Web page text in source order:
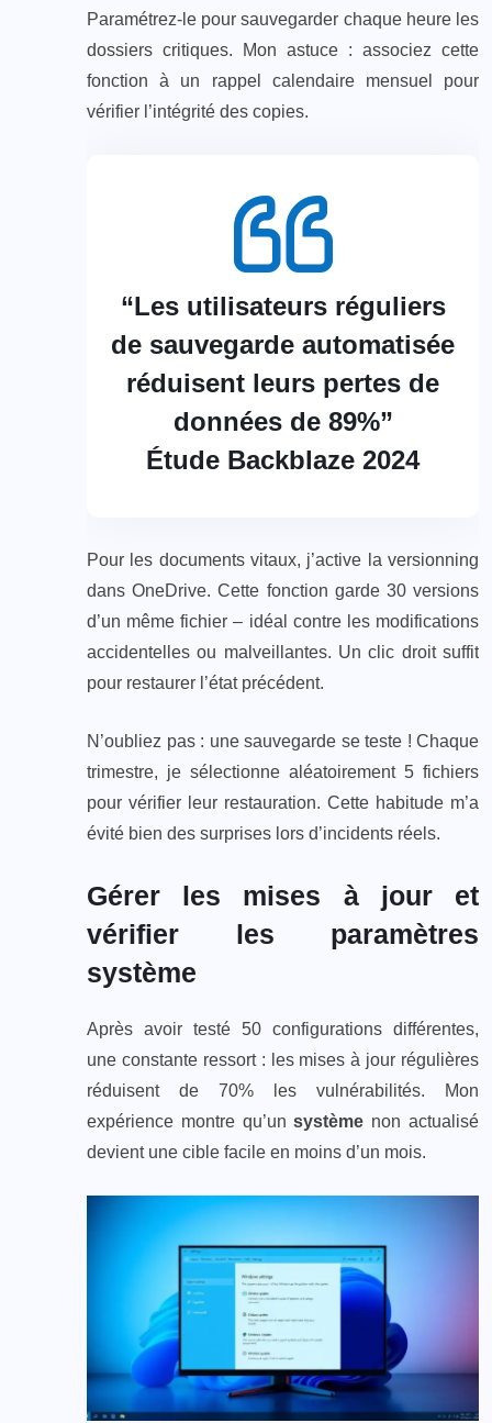
Paramétrez-le pour sauvegarder chaque heure les
dossiers critiques. Mon astuce : associez cette
fonction à un rappel calendaire mensuel pour
vérifier l’intégrité des copies.
“Les utilisateurs réguliers
de sauvegarde automatisée
réduisent leurs pertes de
données de 89%”
Étude Backblaze 2024
Pour les documents vitaux, j’active la versionning
dans OneDrive. Cette fonction garde 30 versions
d’un même fichier – idéal contre les modifications
accidentelles ou malveillantes. Un clic droit suffit
pour restaurer l’état précédent.
N’oubliez pas : une sauvegarde se teste ! Chaque
trimestre, je sélectionne aléatoirement 5 fichiers
pour vérifier leur restauration. Cette habitude m’a
évité bien des surprises lors d’incidents réels.
Gérer les mises à jour et
vérifier les paramètres
système
Après avoir testé 50 configurations différentes,
une constante ressort : les mises à jour régulières
réduisent de 70% les vulnérabilités. Mon
expérience montre qu’unsystème non actualisé
devient une cible facile en moins d’un mois.